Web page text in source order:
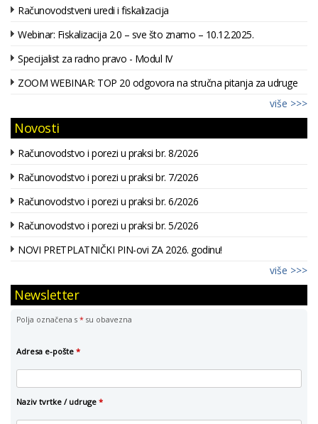
Računovodstveni uredi i fiskalizacija
Webinar: Fiskalizacija 2.0 – sve što znamo – 10.12.2025.
Specijalist za radno pravo - Modul IV
ZOOM WEBINAR: TOP 20 odgovora na stručna pitanja za udruge
više >>>
Novosti
Računovodstvo i porezi u praksi br. 8/2026
Računovodstvo i porezi u praksi br. 7/2026
Računovodstvo i porezi u praksi br. 6/2026
Računovodstvo i porezi u praksi br. 5/2026
NOVI PRETPLATNIČKI PIN-ovi ZA 2026. godinu!
više >>>
Newsletter
Polja označena s * su obavezna
Adresa e-pošte *
Naziv tvrtke / udruge *